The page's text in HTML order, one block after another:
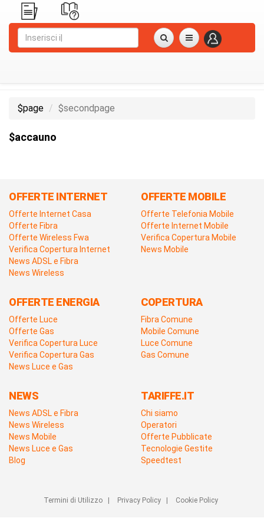
$page $secondpage
$accauno
OFFERTE INTERNET
Offerte Internet Casa
Offerte Fibra
Offerte Wireless Fwa
Verifica Copertura Internet
News ADSL e Fibra
News Wireless
OFFERTE MOBILE
Offerte Telefonia Mobile
Offerte Internet Mobile
Verifica Copertura Mobile
News Mobile
OFFERTE ENERGIA
Offerte Luce
Offerte Gas
Verifica Copertura Luce
Verifica Copertura Gas
News Luce e Gas
COPERTURA
Fibra Comune
Mobile Comune
Luce Comune
Gas Comune
NEWS
News ADSL e Fibra
News Wireless
News Mobile
News Luce e Gas
Blog
TARIFFE.IT
Chi siamo
Operatori
Offerte Pubblicate
Tecnologie Gestite
Speedtest
Termini di Utilizzo| Privacy Policy| Cookie Policy